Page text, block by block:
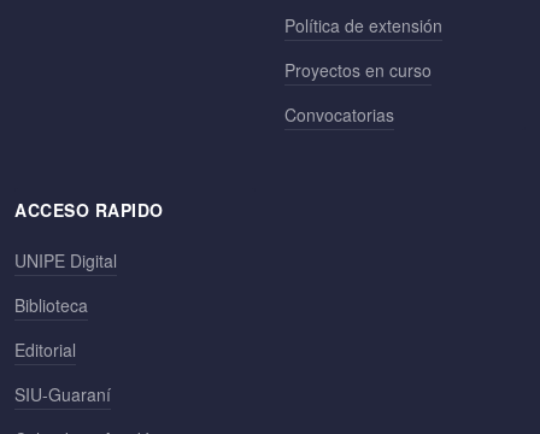
Política de extensión
Proyectos en curso
Convocatorias
ACCESO RAPIDO
UNIPE Digital
Biblioteca
Editorial
SIU-Guaraní